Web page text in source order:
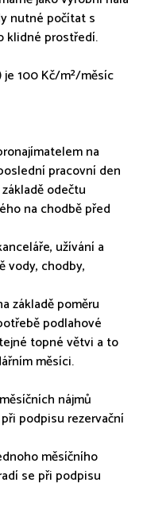
nutné počítat s
klidné prostředí.
je 100 Kč/m²/měsíc
na
pracovní den
odečtu
na chodbě před
užívání a
vody, chodby,
základě poměru
podlahové
topné větvi a to
měsíci.
nájmů
podpisu rezervační
měsíčního
se při podpisu